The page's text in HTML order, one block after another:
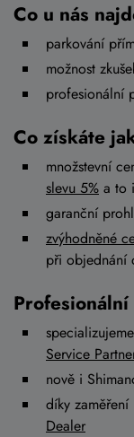
Co u nás
parkování
možnost
profesionální
Co získáte
množstevní
slevu 5% a to
garanční
zvýhodněné
při objednání
Service
nově i
díky
Dealer